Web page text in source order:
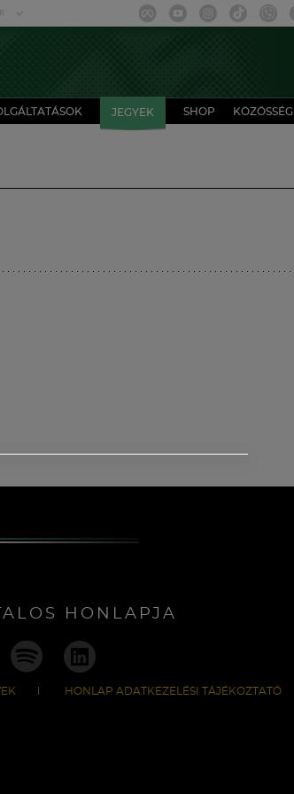
JEGYEK SHOP KÖZÖSSÉG
HONLAPJA
HONLAP ADATKEZELÉSI TÁJÉKOZTATÓ